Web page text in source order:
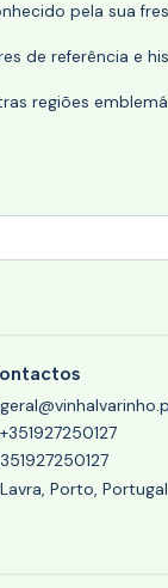
pela sua
de referência e
regiões
+351927250127
351927250127
Lavra, Porto, Portugal